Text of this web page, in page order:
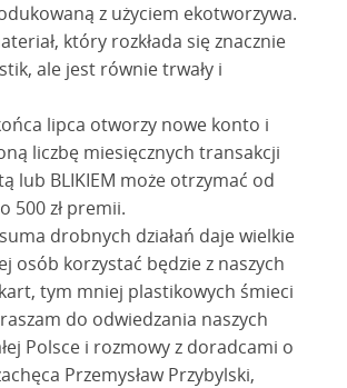
z użyciem ekotworzywa.
który rozkłada się znacznie
ale jest równie trwały i
lipca otworzy nowe konto i
liczbę miesięcznych transakcji
lub BLIKIEM może otrzymać od
500 zł premii.
drobnych działań daje wielkie
osób korzystać będzie z naszych
tym mniej plastikowych śmieci
do odwiedzania naszych
Polsce i rozmowy z doradcami o
Przemysław Przybylski,